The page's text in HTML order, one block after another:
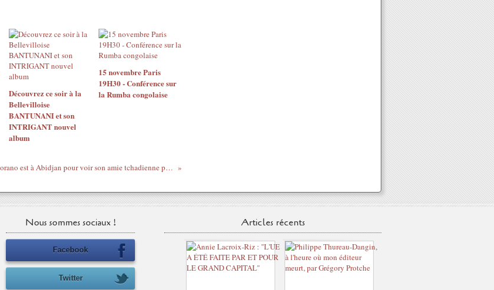
Découvrez ce soir à la
Bellevilloise
BANTUNANI et son
INTRIGANT nouvel
album
15 novembre Paris
19H30 - Conférence sur
la Rumba congolaise
La Morano est à Abidjan pour voir son amie tchadienne plus noire qu'une Arabe !
Nous sommes sociaux !
Facebook
Twitter
Articles récents